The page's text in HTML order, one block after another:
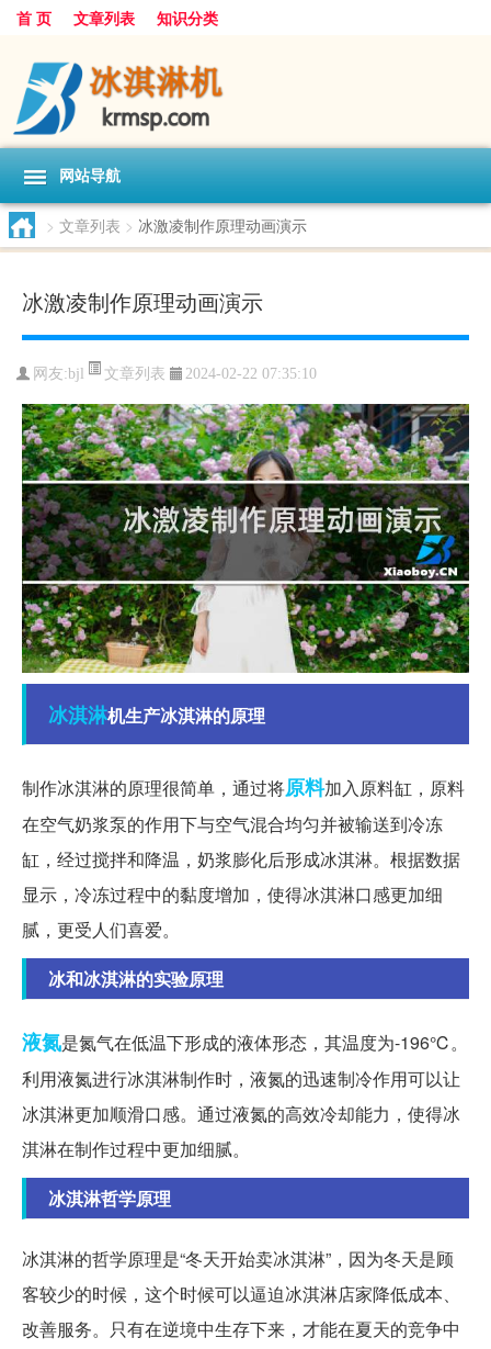
首 页 文章列表 知识分类
网站导航
> 文章列表 > 冰激凌制作原理动画演示
冰激凌制作原理动画演示
网友:bjl 文章列表 2024-02-22 07:35:10
冰淇淋机生产冰淇淋的原理
制作冰淇淋的原理很简单，通过将原料加入原料缸，原料
在空气奶浆泵的作用下与空气混合均匀并被输送到冷冻
缸，经过搅拌和降温，奶浆膨化后形成冰淇淋。根据数据
显示，冷冻过程中的黏度增加，使得冰淇淋口感更加细
腻，更受人们喜爱。
冰和冰淇淋的实验原理
液氮是氮气在低温下形成的液体形态，其温度为-196℃。
利用液氮进行冰淇淋制作时，液氮的迅速制冷作用可以让
冰淇淋更加顺滑口感。通过液氮的高效冷却能力，使得冰
淇淋在制作过程中更加细腻。
冰淇淋哲学原理
冰淇淋的哲学原理是“冬天开始卖冰淇淋”，因为冬天是顾
客较少的时候，这个时候可以逼迫冰淇淋店家降低成本、
改善服务。只有在逆境中生存下来，才能在夏天的竞争中